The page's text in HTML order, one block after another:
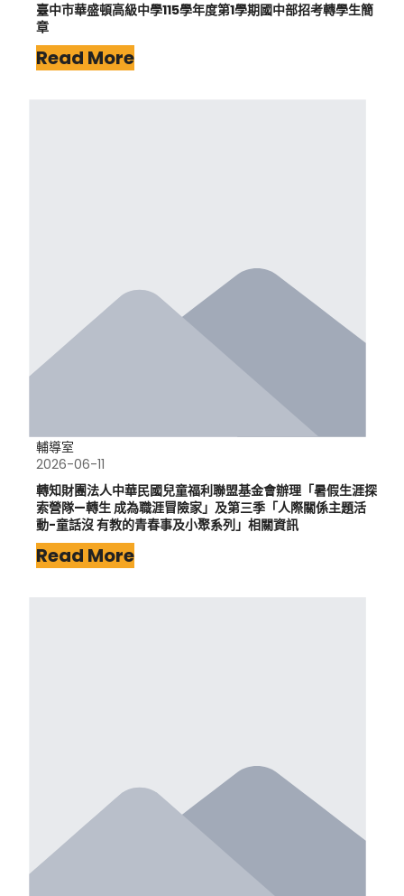
臺中市華盛頓高級中學115學年度第1學期國中部招考轉學生簡
章
Read More
輔導室
2026-06-11
轉知財團法人中華民國兒童福利聯盟基金會辦理「暑假生涯探
索營隊—轉生 成為職涯冒險家」及第三季「人際關係主題活
動-童話沒 有教的青春事及小聚系列」相關資訊
Read More